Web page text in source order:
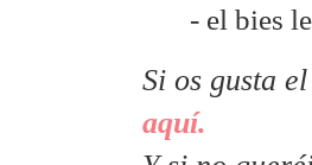
- el bies
Si os gusta
aquí.